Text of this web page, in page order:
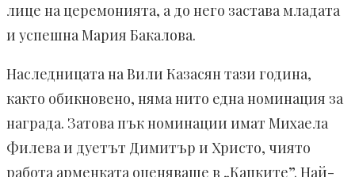
лице на церемонията, а до него застава младата
и успешна Мария Бакалова.
Наследницата на Вили Казасян тази година,
както обикновено, няма нито една номинация за
награда. Затова пък номинации имат Михаела
Филева и дуетът Димитър и Христо, чиято
работа арменката оценяваше в „Капките”. Най-